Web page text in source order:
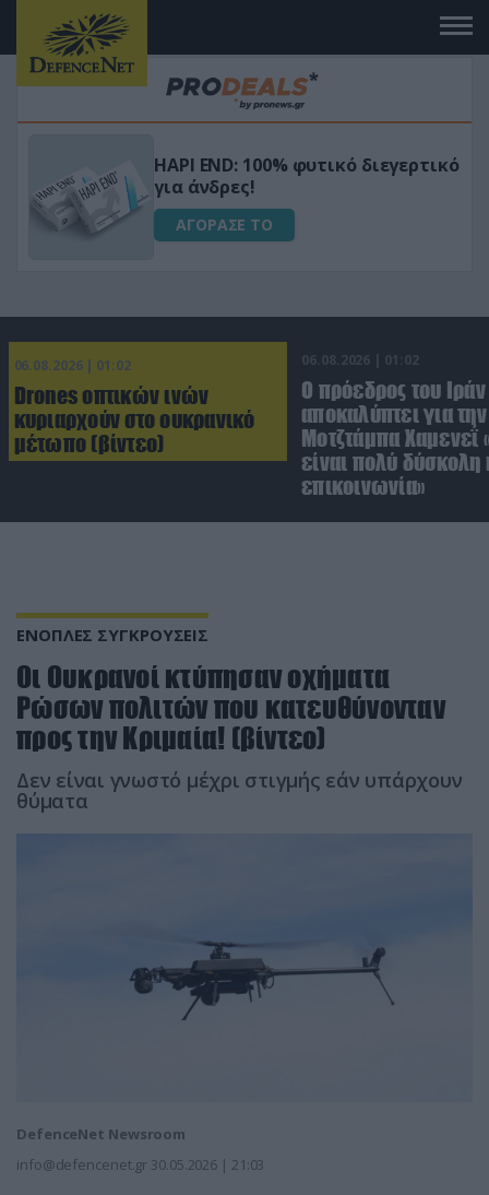
Μεταμόρφωσε τον κήπο σου με το
Ultra Box Μίνι Αλυσοπρίονο με
μπαταρία λιθίου
ΑΓΟΡΑΣΕ ΤΟ
06.08.2026 | 01:02
Drones οπτικών ινών
κυριαρχούν στο ουκρανικό
μέτωπο (βίντεο)
06.08.2026 | 01:02
Ο πρόεδρος του Ιράν
αποκαλύπτει για
Μοτζτάμπα Χαμενεΐ
είναι πολύ δύσκολη
επικοινωνία»
ΕΝΟΠΛΕΣ ΣΥΓΚΡΟΥΣΕΙΣ
Οι Ουκρανοί κτύπησαν οχήματα
Ρώσων πολιτών που κατευθύνονταν
προς την Κριμαία! (βίντεο)
Δεν είναι γνωστό μέχρι στιγμής εάν υπάρχουν
θύματα
DefenceNet Newsroom
info@defencenet.gr 30.05.2026 | 21:03